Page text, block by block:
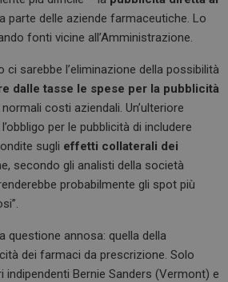
A
p
p
parte delle aziende farmaceutiche. Lo
fonti vicine all’Amministrazione.
ci sarebbe l’eliminazione della possibilità
dalle tasse le spese per la pubblicità
costi aziendali. Un’ulteriore
per le pubblicità di includere
sugli effetti collaterali dei
secondo gli analisti della società
probabilmente gli spot più
questione annosa: quella della
dei farmaci da prescrizione. Solo
Bernie Sanders (Vermont) e